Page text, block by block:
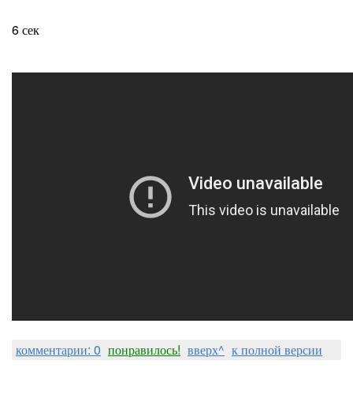
6 сек
комментарии: 0 понравилось! вверх^ к полной версии